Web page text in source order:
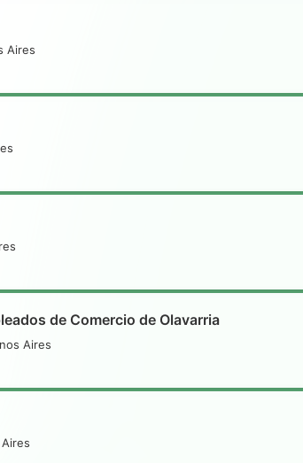
Aires
de Comercio de Olavarria
Aires